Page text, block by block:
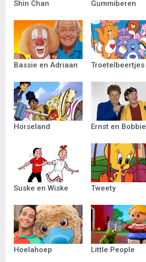
Shin Chan Gummiberen
Bassie en Adriaan Troetelbeertjes
Horseland Ernst en Bobbie
Suske en Wiske Tweety
Hoelahoep Little People